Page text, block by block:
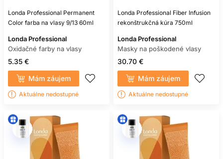
Londa Professional Permanent
Color farba na vlasy 9/13 60ml
Londa Professional
Oxidačné farby na vlasy
5.35 €
Mám záujem
Aktuálne nedostupné
Londa Professional Fiber Infusion
rekonštrukčná kúra 750ml
Londa Professional
Masky na poškodené vlasy
30.70 €
Mám záujem
Aktuálne nedostupné